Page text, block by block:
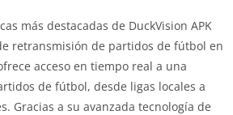
más destacadas de DuckVision APK
retransmisión de partidos de fútbol en
acceso en tiempo real a una
de fútbol, desde ligas locales a
Gracias a su avanzada tecnología de